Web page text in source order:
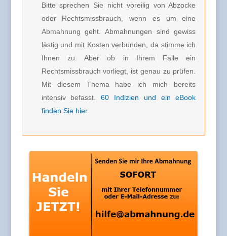
Bitte sprechen Sie nicht voreilig von Abzocke
oder Rechtsmissbrauch, wenn es um eine
Abmahnung geht. Abmahnungen sind gewiss
lästig und mit Kosten verbunden, da stimme ich
Ihnen zu. Aber ob in Ihrem Falle ein
Rechtsmissbrauch vorliegt, ist genau zu prüfen.
Mit diesem Thema habe ich mich bereits
intensiv befasst.60 Indizien und ein eBook
finden Sie hier.